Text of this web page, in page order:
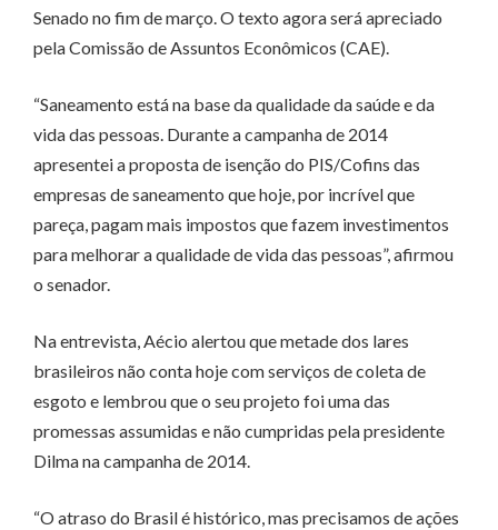
Senado no fim de março. O texto agora será apreciado
pela Comissão de Assuntos Econômicos (CAE).
“Saneamento está na base da qualidade da saúde e da
vida das pessoas. Durante a campanha de 2014
apresentei a proposta de isenção do PIS/Cofins das
empresas de saneamento que hoje, por incrível que
pareça, pagam mais impostos que fazem investimentos
para melhorar a qualidade de vida das pessoas”, afirmou
o senador.
Na entrevista, Aécio alertou que metade dos lares
brasileiros não conta hoje com serviços de coleta de
esgoto e lembrou que o seu projeto foi uma das
promessas assumidas e não cumpridas pela presidente
Dilma na campanha de 2014.
“O atraso do Brasil é histórico, mas precisamos de ações